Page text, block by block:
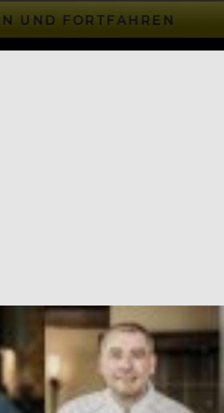
UND FORTFAHREN